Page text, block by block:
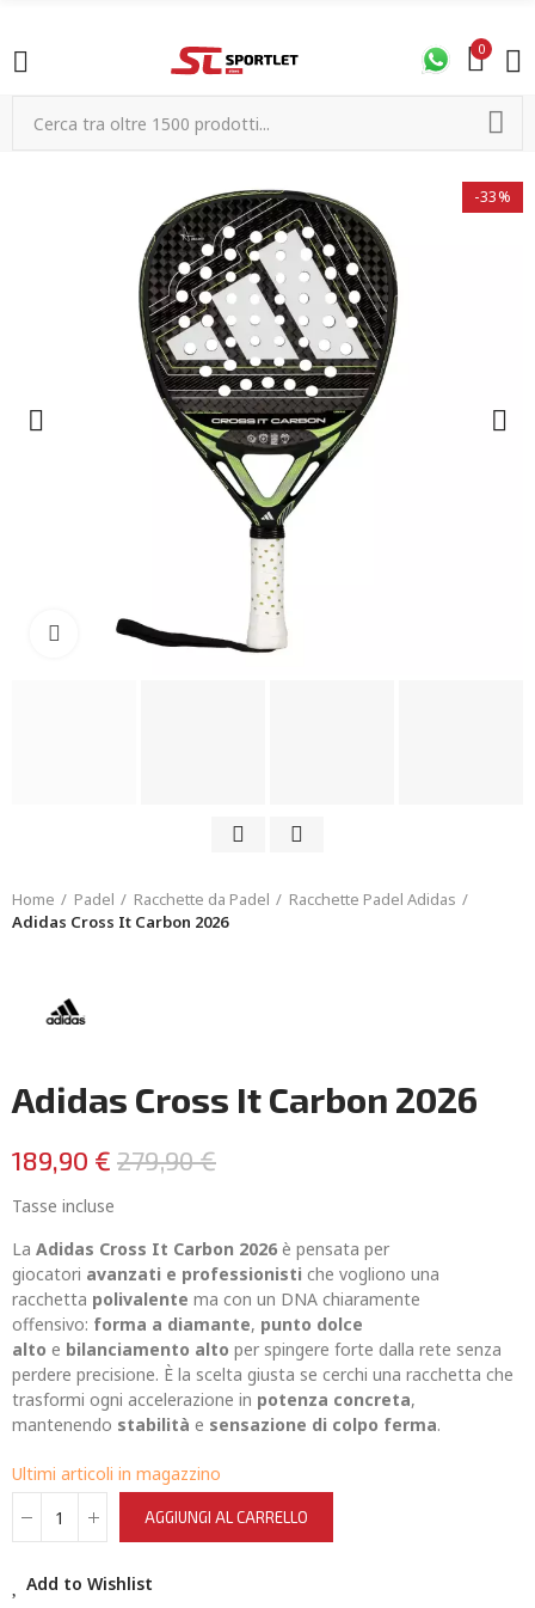
0
-33%
Click to enlarge
Home Padel Racchette da Padel
Racchette Padel Adidas
Adidas Cross It Carbon 2026
Adidas Cross It Carbon 2026
189,90 € 279,90 €
Tasse incluse
La Adidas Cross It Carbon 2026 è pensata per
giocatori avanzati e professionisti che vogliono una
racchetta polivalente ma con un DNA chiaramente
offensivo: forma a diamante, punto dolce
alto e bilanciamento alto per spingere forte dalla rete senza
perdere precisione. È la scelta giusta se cerchi una racchetta che
trasformi ogni accelerazione in potenza concreta,
mantenendo stabilità e sensazione di colpo ferma.
Ultimi articoli in magazzino
AGGIUNGI AL CARRELLO
Add to Wishlist